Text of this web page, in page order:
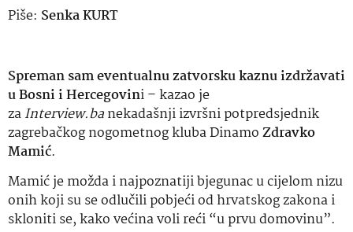
Piše: Senka KURT
Spreman sam eventualnu zatvorsku kaznu izdržavati
u Bosni i Hercegovini – kazao je
zaInterview.banekadašnji izvršni potpredsjednik
zagrebačkog nogometnog kluba DinamoZdravko
Mamić.
Mamić je možda i najpoznatiji bjegunac u cijelom nizu
onih koji su se odlučili pobjeći od hrvatskog zakona i
skloniti se, kako većina voli reći “u prvu domovinu”.